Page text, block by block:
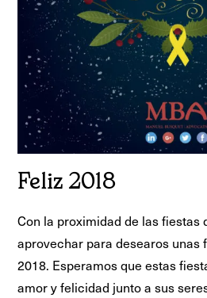
Feliz 2018
Con la proximidad de las fiestas
aprovechar para desearos unas
2018. Esperamos que estas
amor y felicidad junto a sus